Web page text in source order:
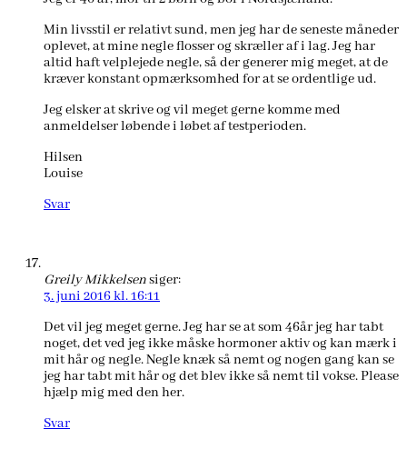
Min livsstil er relativt sund, men jeg har de seneste måneder
oplevet, at mine negle flosser og skræller af i lag. Jeg har
altid haft velplejede negle, så der generer mig meget, at de
kræver konstant opmærksomhed for at se ordentlige ud.
Jeg elsker at skrive og vil meget gerne komme med
anmeldelser løbende i løbet af testperioden.
Hilsen
Louise
Svar
Greily Mikkelsensiger:
3. juni 2016 kl. 16:11
Det vil jeg meget gerne. Jeg har se at som 46år jeg har tabt
noget, det ved jeg ikke måske hormoner aktiv og kan mærk i
mit hår og negle. Negle knæk så nemt og nogen gang kan se
jeg har tabt mit hår og det blev ikke så nemt til vokse. Please
hjælp mig med den her.
Svar